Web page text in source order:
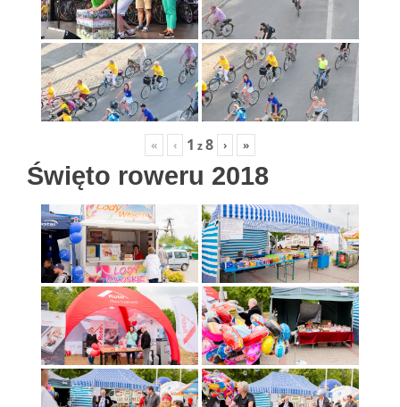
« ‹ 1 z8 › »
Święto roweru 2018